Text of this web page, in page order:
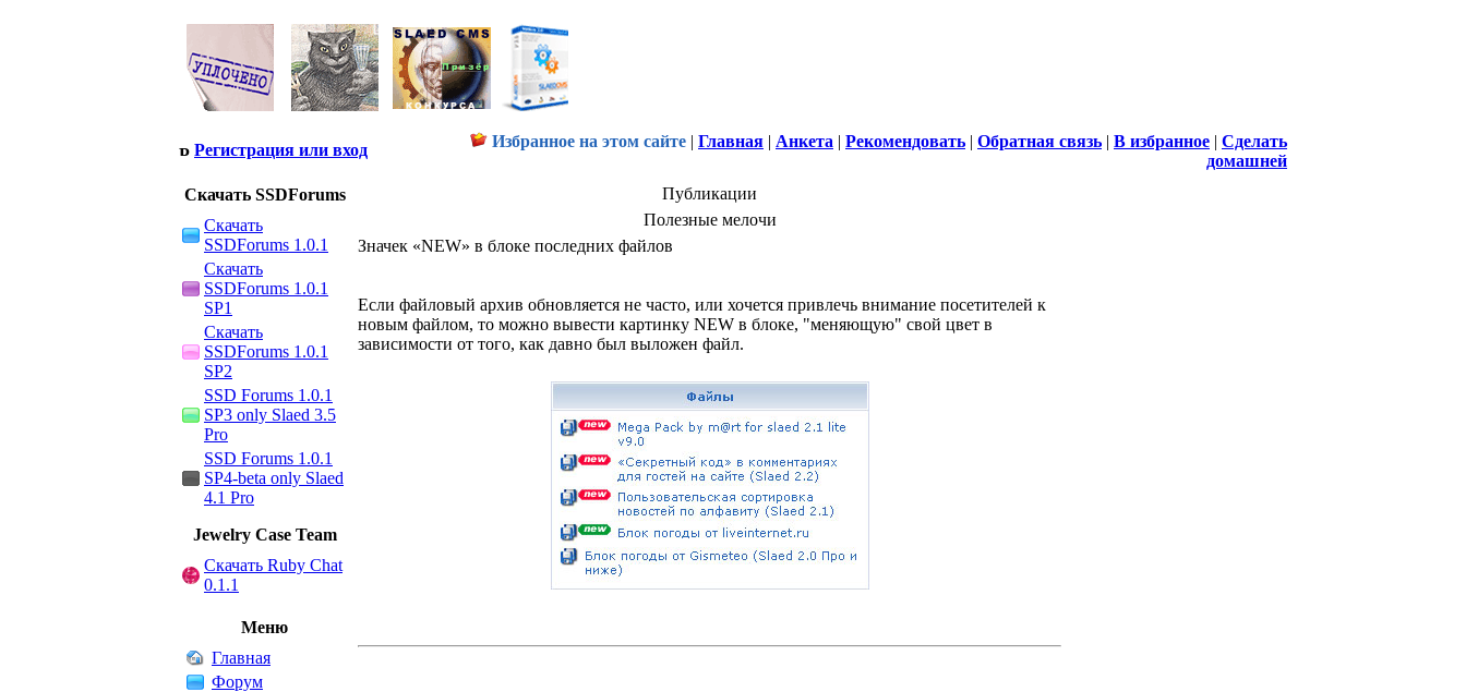
Регистрация или вход Избранное на этом сайте | Главная | Анкета | Рекомендовать | Обратная связь | В избранное | Сделать
домашней
Скачать SSDForums
Скачать
SSDForums 1.0.1
Скачать
SSDForums 1.0.1
SP1
Скачать
SSDForums 1.0.1
SP2
SSD Forums 1.0.1
SP3 only Slaed 3.5
Pro
SSD Forums 1.0.1
SP4-beta only Slaed
4.1 Pro
Jewelry Сase Team
Скачать Ruby Chat
0.1.1
Меню
Главная
Форум
Публикации
Полезные мелочи
Значек «NEW» в блоке последних файлов
Если файловый архив обновляется не часто, или хочется привлечь внимание посетителей к
новым файлом, то можно вывести картинку NEW в блоке, "меняющую" свой цвет в
зависимости от того, как давно был выложен файл.